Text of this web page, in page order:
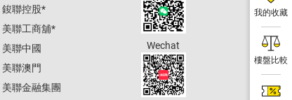
我的收藏
樓盤比較
鋑聯控股*
美聯工商舖*
美聯中國
美聯澳門
美聯金融集團
Wechat